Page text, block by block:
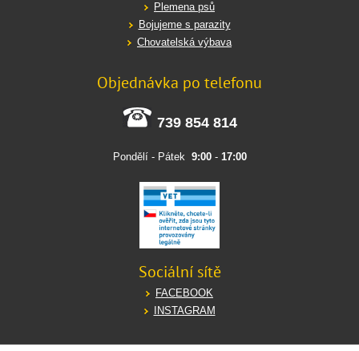
Plemena psů
Bojujeme s parazity
Chovatelská výbava
Objednávka po telefonu
739 854 814
Pondělí - Pátek 9:00- 17:00
Sociální sítě
FACEBOOK
INSTAGRAM